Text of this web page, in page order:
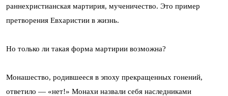
раннехристианская мартирия, мученичество. Это пример
претворения Евхаристии в жизнь.
Но только ли такая форма мартирии возможна?
Монашество, родившееся в эпоху прекращенных гонений,
ответило — «нет!» Монахи назвали себя наследниками